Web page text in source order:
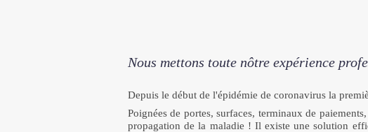
Nous mettons toute nôtre expérience
Depuis le début de l'épidémie de coronavirus la
Poignées de portes, surfaces, terminaux de
propagation de la maladie ! Il existe une solution